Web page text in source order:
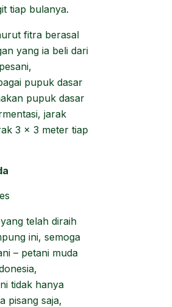
tiap bulanya.
fitra berasal
yang ia beli dari
pupuk dasar
pupuk dasar
jarak
3 x 3 meter tiap
telah diraih
ini, semoga
– petani muda
tidak hanya
pisang saja,